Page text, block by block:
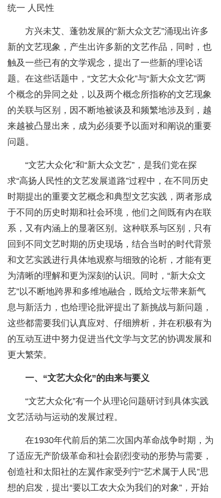
统一 人民性
方兴未艾、蓬勃发展的“新大众文艺”涌现出许多
新的文艺现象，产生出许多新的文艺作品，同时，也
触及一些已有的文学观念，提出了一些新的理论话
题。在这些话题中，“文艺大众化”与“新大众文艺”两
个概念的异同之处，以及两个概念所指称的文艺现象
的关联与区别，因不断地被谈及和频繁地涉及到，越
来越被凸显出来，成为必须要予以面对和阐说的重要
问题。
“文艺大众化”和“新大众文艺”，是我们党在探
求“高扬人民性的文艺发展道路”过程中，在不同历史
时期提出的重要文艺概念和典型文艺实践，两者形成
于不同的历史时期和社会环境，他们之间既有内在联
系，又有内涵上的显著区别。这种联系与区别，只有
回到不同文艺时期的历史现场，结合当时的时代背景
和文艺实践进行具体地观察与细致的论析，才能有更
为清晰的理解和更为深刻的认识。同时，“新大众文
艺”以不断地跨界和多维地融合，既给文坛带来新气
息与新活力，也给理论批评提出了新挑战与新问题，
这些都需要我们认真应对、仔细辨析，并在积极有为
的互动互进中努力促进当代文学与文艺的协调发展和
更大繁荣。
一、“文艺大众化”的由来与要义
“文艺大众化”有一个从理论问题研讨到具体实践
文艺活动与运动的发展过程。
在1930年代前后的第二次国内革命战争时期，为
了适应无产阶级革命和社会剧烈变动的形势与需要，
创造社和太阳社的左翼作家受列宁“艺术属于人民”思
想的启发，提出“要以工农大众为我们的对象”，开始